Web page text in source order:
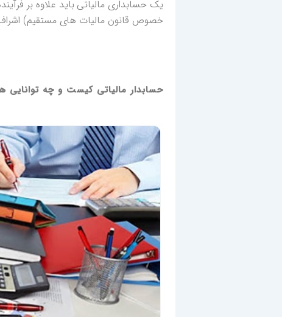
یک حسابداری مالیاتی باید علاوه بر
خصوص قانون مالیات های مستقیم)
حسابدار مالیاتی کیست و چه توانایی